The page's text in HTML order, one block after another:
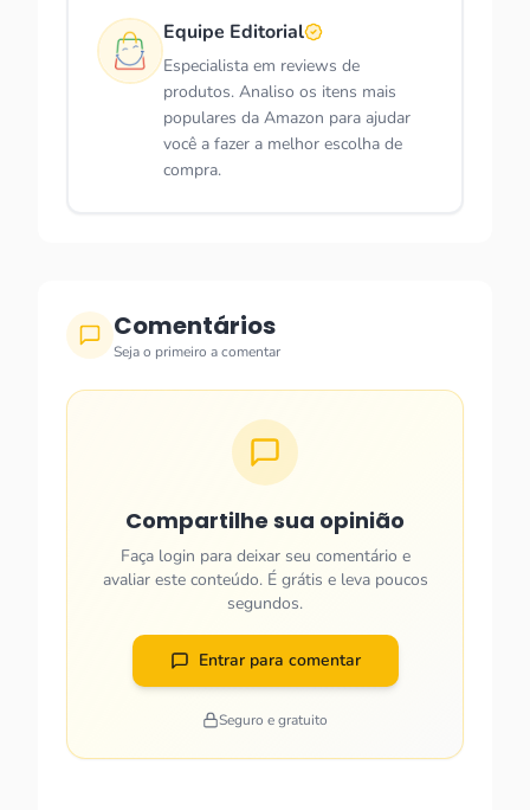
Equipe Editorial
Especialista em reviews de
produtos. Analiso os itens mais
populares da Amazon para ajudar
você a fazer a melhor escolha de
compra.
Comentários
Seja o primeiro a comentar
Compartilhe sua opinião
Faça login para deixar seu comentário e
avaliar este conteúdo. É grátis e leva poucos
segundos.
Entrar para comentar
Seguro e gratuito